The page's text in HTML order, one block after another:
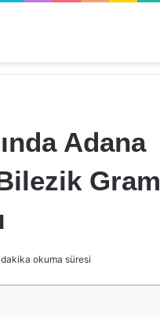
Adana
Gram
okuma süresi